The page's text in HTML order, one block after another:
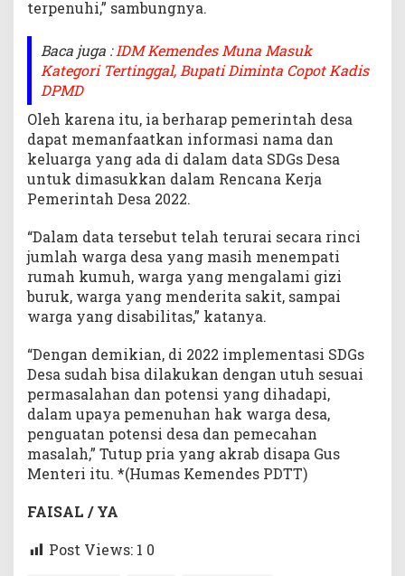
terpenuhi,” sambungnya.
Baca juga :IDM Kemendes Muna Masuk
Kategori Tertinggal, Bupati Diminta Copot Kadis
DPMD
Oleh karena itu, ia berharap pemerintah desa
dapat memanfaatkan informasi nama dan
keluarga yang ada di dalam data SDGs Desa
untuk dimasukkan dalam Rencana Kerja
Pemerintah Desa 2022.
“Dalam data tersebut telah terurai secara rinci
jumlah warga desa yang masih menempati
rumah kumuh, warga yang mengalami gizi
buruk, warga yang menderita sakit, sampai
warga yang disabilitas,” katanya.
“Dengan demikian, di 2022 implementasi SDGs
Desa sudah bisa dilakukan dengan utuh sesuai
permasalahan dan potensi yang dihadapi,
dalam upaya pemenuhan hak warga desa,
penguatan potensi desa dan pemecahan
masalah,” Tutup pria yang akrab disapa Gus
Menteri itu. *(Humas Kemendes PDTT)
FAISAL / YA
Post Views: 1 0